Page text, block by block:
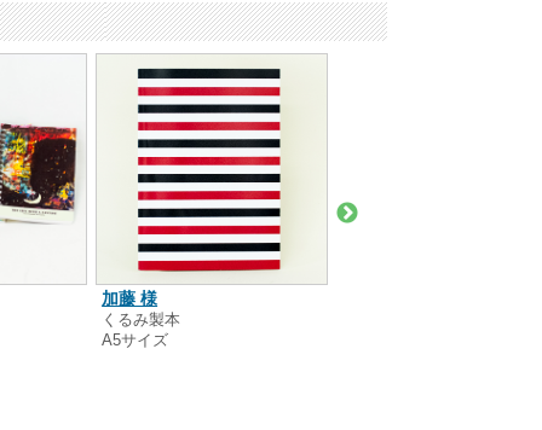
加藤 様
くるみ製本
A5サイズ